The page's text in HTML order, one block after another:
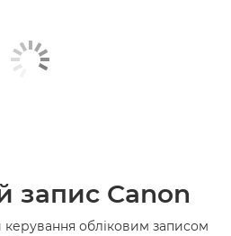
запис Canon
керування обліковим записом